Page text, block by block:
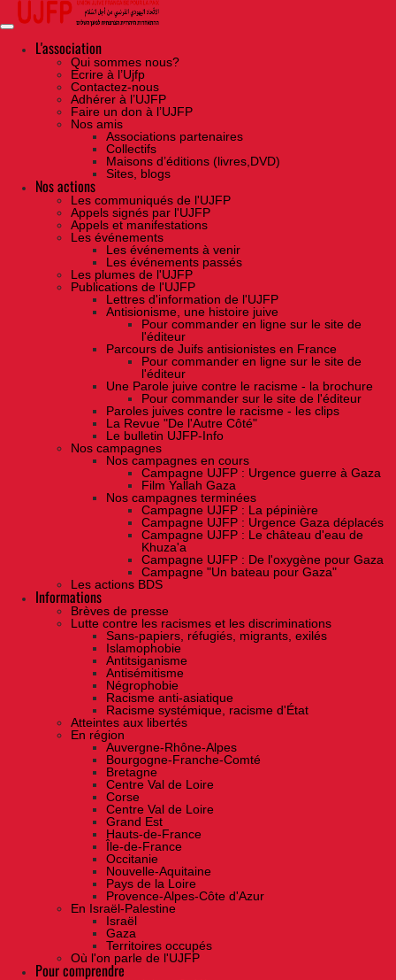
Skip
the
contentL'association
Qui sommes nous?
Ecrire à l’Ujfp
Contactez-nous
Adhérer à l’UJFP
Faire un don à l’UJFP
Nos amis
Associations partenaires
Collectifs
Maisons d’éditions (livres,DVD)
Sites, blogs
Nos actions
Les communiqués de l'UJFP
Appels signés par l'UJFP
Appels et manifestations
Les événements
Les événements à venir
Les événements passés
Les plumes de l'UJFP
Publications de l'UJFP
Lettres d'information de l'UJFP
Antisionisme, une histoire juive
Pour commander en ligne sur le site de
l'éditeur
Parcours de Juifs antisionistes en France
Pour commander en ligne sur le site de
l'éditeur
Une Parole juive contre le racisme - la brochure
Pour commander sur le site de l'éditeur
Paroles juives contre le racisme - les clips
La Revue "De l'Autre Côté"
Le bulletin UJFP-Info
Nos campagnes
Nos campagnes en cours
Campagne UJFP : Urgence guerre à Gaza
Film Yallah Gaza
Nos campagnes terminées
Campagne UJFP : La pépinière
Campagne UJFP : Urgence Gaza déplacés
Campagne UJFP : Le château d'eau de
Khuza'a
Campagne UJFP : De l'oxygène pour Gaza
Campagne "Un bateau pour Gaza"
Les actions BDS
Informations
Brèves de presse
Lutte contre les racismes et les discriminations
Sans-papiers, réfugiés, migrants, exilés
Islamophobie
Antitsiganisme
Antisémitisme
Négrophobie
Racisme anti-asiatique
Racisme systémique, racisme d'État
Atteintes aux libertés
En région
Auvergne-Rhône-Alpes
Bourgogne-Franche-Comté
Bretagne
Centre Val de Loire
Corse
Centre Val de Loire
Grand Est
Hauts-de-France
Île-de-France
Occitanie
Nouvelle-Aquitaine
Pays de la Loire
Provence-Alpes-Côte d'Azur
En Israël-Palestine
Israël
Gaza
Territoires occupés
Où l'on parle de l'UJFP
Pour comprendre